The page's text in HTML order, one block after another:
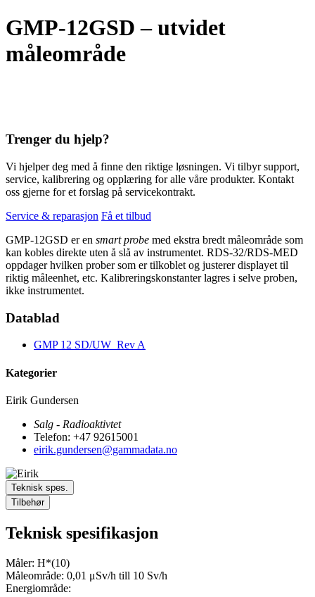
GMP-12GSD – utvidet
måleområde
Trenger du hjelp?
Vi hjelper deg med å finne den riktige løsningen. Vi tilbyr support,
service, kalibrering og opplæring for alle våre produkter. Kontakt
oss gjerne for et forslag på servicekontrakt.
Service & reparasjon Få et tilbud
GMP-12GSD er en smart probe med ekstra bredt måleområde som
kan kobles direkte uten å slå av instrumentet. RDS-32/RDS-MED
oppdager hvilken prober som er tilkoblet og justerer displayet til
riktig måleenhet, etc. Kalibreringskonstanter lagres i selve proben,
ikke instrumentet.
Datablad
GMP 12 SD/UW_Rev A
Kategorier
Eirik Gundersen
Salg - Radioaktivtet
Telefon: +47 92615001
eirik.gundersen@gammadata.no
Teknisk spes.
Tilbehør
Teknisk spesifikasjon
Måler: H*(10)
Måleområde: 0,01 μSv/h till 10 Sv/h
Energiområde: